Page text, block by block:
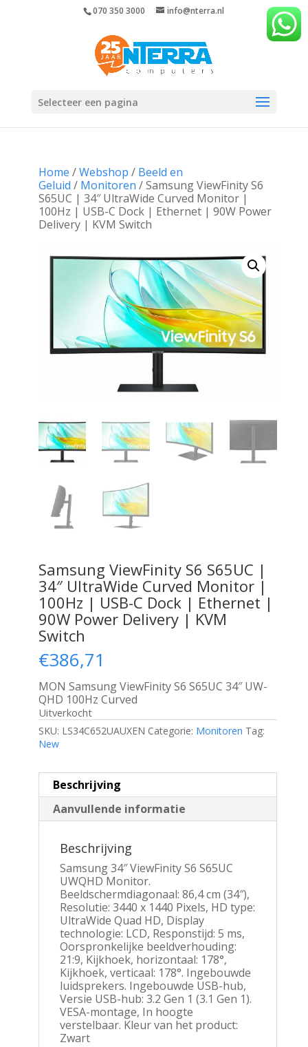
070 350 3000 info@nterra.nl
Selecteer een pagina
Home /Webshop / Beeld en
Geluid / Monitoren / Samsung ViewFinity S6
S65UC | 34″ UltraWide Curved Monitor |
100Hz | USB-C Dock | Ethernet | 90W Power
Delivery | KVM Switch
Samsung ViewFinity S6 S65UC |
34″ UltraWide Curved Monitor |
100Hz | USB-C Dock | Ethernet |
90W Power Delivery | KVM
Switch
€386,71
MON Samsung ViewFinity S6 S65UC 34″ UW-
QHD 100Hz Curved
Uitverkocht
SKU: LS34C652UAUXEN Categorie: Monitoren Tag:
New
Beschrijving
Aanvullende informatie
Beschrijving
Samsung 34″ ViewFinity S6 S65UC
UWQHD Monitor.
Beeldschermdiagonaal: 86,4 cm (34″),
Resolutie: 3440 x 1440 Pixels, HD type:
UltraWide Quad HD, Display
technologie: LCD, Responstijd: 5 ms,
Oorspronkelijke beeldverhouding:
21:9, Kijkhoek, horizontaal: 178°,
Kijkhoek, verticaal: 178°. Ingebouwde
luidsprekers. Ingebouwde USB-hub,
Versie USB-hub: 3.2 Gen 1 (3.1 Gen 1).
VESA-montage, In hoogte
verstelbaar. Kleur van het product:
Zwart